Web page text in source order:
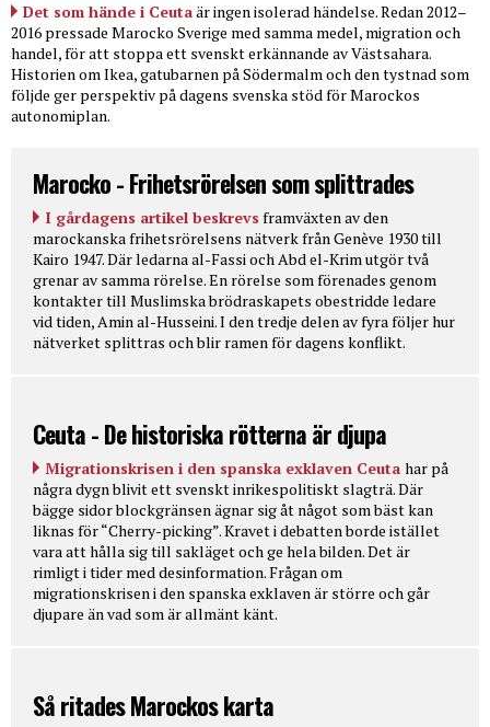
Det som hände i Ceutaär ingen isolerad händelse. Redan 2012–
2016 pressade Marocko Sverige med samma medel, migration och
handel, för att stoppa ett svenskt erkännande av Västsahara.
Historien om Ikea, gatubarnen på Södermalm och den tystnad som
följde ger perspektiv på dagens svenska stöd för Marockos
autonomiplan.
Marocko - Frihetsrörelsen som splittrades
I gårdagens artikel beskrevs framväxten av den
marockanska frihetsrörelsens nätverk från Genève 1930 till
Kairo 1947. Där ledarna al-Fassi och Abd el-Krim utgör två
grenar av samma rörelse. En rörelse som förenades genom
kontakter till Muslimska brödraskapets obestridde ledare
vid tiden, Amin al-Husseini. I den tredje delen av fyra följer hur
nätverket splittras och blir ramen för dagens konflikt.
Ceuta - De historiska rötterna är djupa
Migrationskrisen i den spanska exklaven Ceuta har på
några dygn blivit ett svenskt inrikespolitiskt slagträ. Där
bägge sidor blockgränsen ägnar sig åt något som bäst kan
liknas för “Cherry-picking”. Kravet i debatten borde istället
vara att hålla sig till sakläget och ge hela bilden. Det är
rimligt i tider med desinformation. Frågan om
migrationskrisen i den spanska exklaven är större och går
djupare än vad som är allmänt känt.
Så ritades Marockos karta